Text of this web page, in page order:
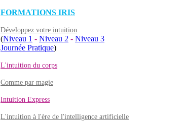
FORMATIONS IRIS
Développez votre intuition
(Niveau 1 - Niveau 2 - Niveau 3
Journée Pratique)
L'intuition du corps
Comme par magie
Intuition Express
L'intuition à l'ère de l'intelligence artificielle